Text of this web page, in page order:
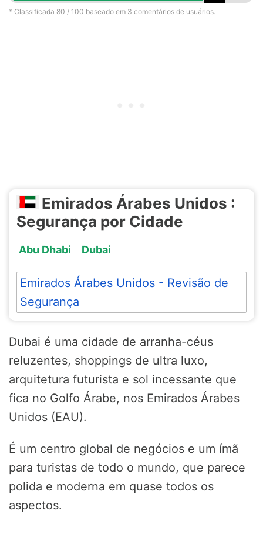
* Classificada 80 / 100 baseado em 3 comentários de usuários.
Emirados Árabes Unidos :
Segurança por Cidade
Abu Dhabi Dubai
Emirados Árabes Unidos - Revisão de
Segurança
Dubai é uma cidade de arranha-céus
reluzentes, shoppings de ultra luxo,
arquitetura futurista e sol incessante que
fica no Golfo Árabe, nos Emirados Árabes
Unidos (EAU).
É um centro global de negócios e um ímã
para turistas de todo o mundo, que parece
polida e moderna em quase todos os
aspectos.